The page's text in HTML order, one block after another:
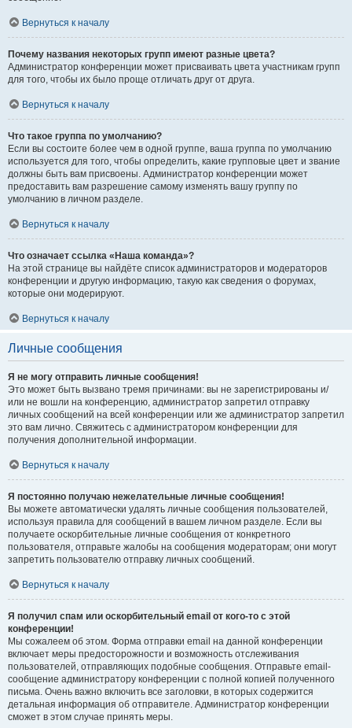
Вернуться к началу
Почему названия некоторых групп имеют разные цвета?
Администратор конференции может присваивать цвета участникам групп
для того, чтобы их было проще отличать друг от друга.
Вернуться к началу
Что такое группа по умолчанию?
Если вы состоите более чем в одной группе, ваша группа по умолчанию
используется для того, чтобы определить, какие групповые цвет и звание
должны быть вам присвоены. Администратор конференции может
предоставить вам разрешение самому изменять вашу группу по
умолчанию в личном разделе.
Вернуться к началу
Что означает ссылка «Наша команда»?
На этой странице вы найдёте список администраторов и модераторов
конференции и другую информацию, такую как сведения о форумах,
которые они модерируют.
Вернуться к началу
Личные сообщения
Я не могу отправить личные сообщения!
Это может быть вызвано тремя причинами: вы не зарегистрированы и/
или не вошли на конференцию, администратор запретил отправку
личных сообщений на всей конференции или же администратор запретил
это вам лично. Свяжитесь с администратором конференции для
получения дополнительной информации.
Вернуться к началу
Я постоянно получаю нежелательные личные сообщения!
Вы можете автоматически удалять личные сообщения пользователей,
используя правила для сообщений в вашем личном разделе. Если вы
получаете оскорбительные личные сообщения от конкретного
пользователя, отправьте жалобы на сообщения модераторам; они могут
запретить пользователю отправку личных сообщений.
Вернуться к началу
Я получил спам или оскорбительный email от кого-то с этой
конференции!
Мы сожалеем об этом. Форма отправки email на данной конференции
включает меры предосторожности и возможность отслеживания
пользователей, отправляющих подобные сообщения. Отправьте email-
сообщение администратору конференции с полной копией полученного
письма. Очень важно включить все заголовки, в которых содержится
детальная информация об отправителе. Администратор конференции
сможет в этом случае принять меры.